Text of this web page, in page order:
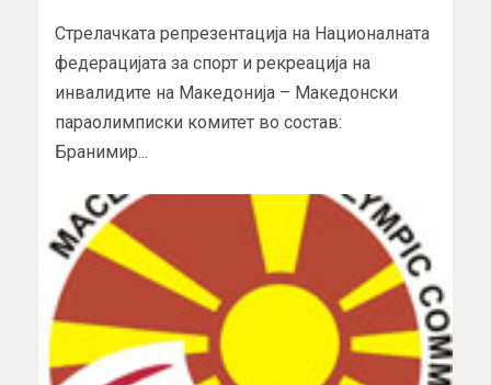
Стрелачката репрезентација на Националната
федерацијата за спорт и рекреација на
инвалидите на Македонија – Македонски
параолимписки комитет во состав:
Бранимир...